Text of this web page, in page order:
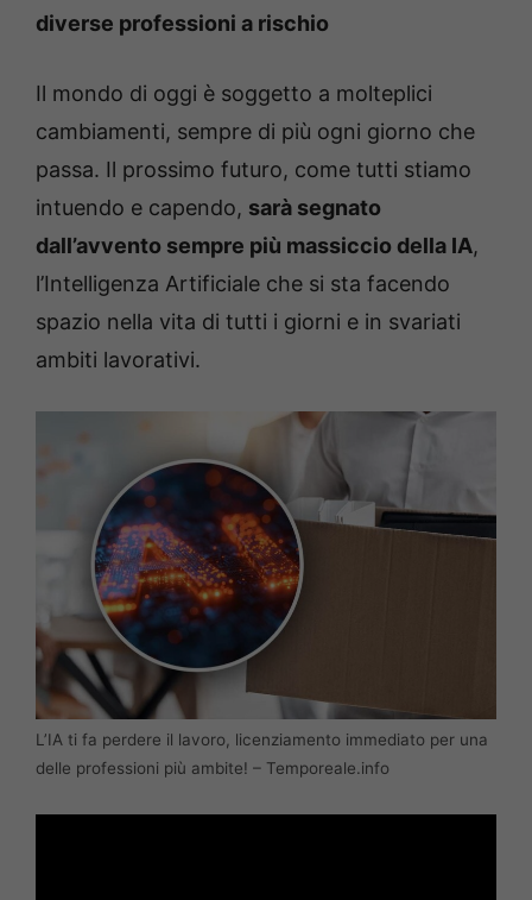
diverse professioni a rischio
Il mondo di oggi è soggetto a molteplici
cambiamenti, sempre di più ogni giorno che
passa. Il prossimo futuro, come tutti stiamo
intuendo e capendo, sarà segnato
dall’avvento sempre più massiccio della IA,
l’Intelligenza Artificiale che si sta facendo
spazio nella vita di tutti i giorni e in svariati
ambiti lavorativi.
L’IA ti fa perdere il lavoro, licenziamento immediato per una
delle professioni più ambite! – Temporeale.info